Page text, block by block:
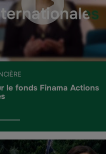
le fonds Finama Actions